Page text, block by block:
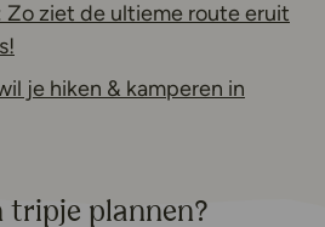
Zo ziet de ultieme route eruit
je hiken & kamperen in
tripje plannen?